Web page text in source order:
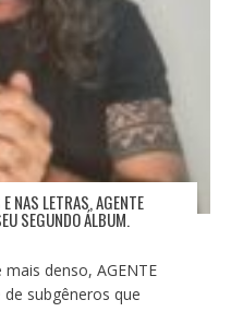
NAS LETRAS, AGENTE
SEGUNDO ÁLBUM.
denso, AGENTE
de subgêneros que